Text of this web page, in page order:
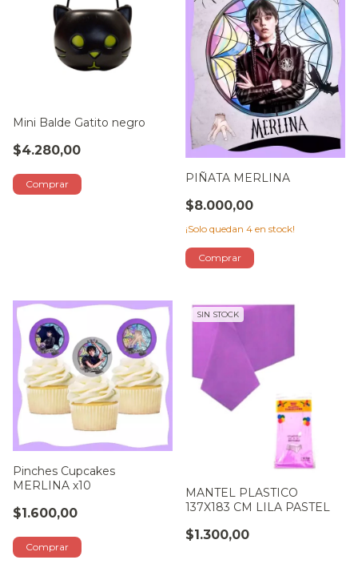
Mini Balde Gatito negro
$4.280,00
PIÑATA MERLINA
$8.000,00
¡Solo quedan 4 en stock!
Pinches Cupcakes
MERLINA x10
$1.600,00
SIN STOCK
MANTEL PLASTICO
137X183 CM LILA PASTEL
$1.300,00